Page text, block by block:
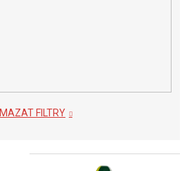
FILTRY